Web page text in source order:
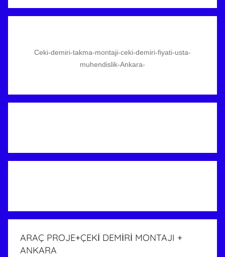
Ceki-demiri-takma-montaji-ceki-demiri-fiyati-usta-
muhendislik-Ankara-
ARAÇ PROJE+ÇEKİ DEMİRİ MONTAJI +
ANKARA